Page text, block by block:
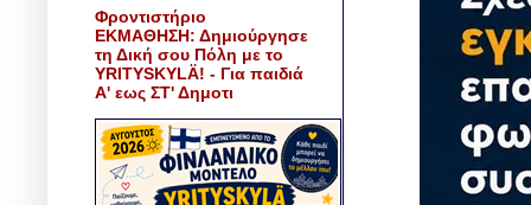
Φροντιστήριο
ΕΚΜΑΘΗΣΗ: Δημιούργησε
τη Δική σου Πόλη με το
YRITYSKYLÄ! - Για παιδιά
Α' εως ΣΤ' Δημοτι